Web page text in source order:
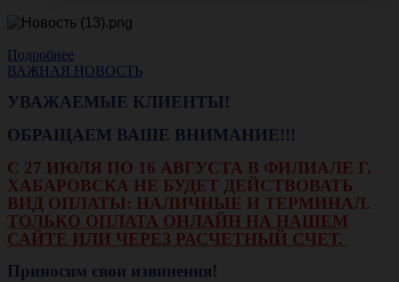
Подробнее
ВАЖНАЯ НОВОСТЬ
УВАЖАЕМЫЕ КЛИЕНТЫ!
ОБРАЩАЕМ ВАШЕ ВНИМАНИЕ!!!
С 27 ИЮЛЯ ПО 16 АВГУСТА В ФИЛИАЛЕ Г.
ХАБАРОВСКА НЕ БУДЕТ ДЕЙСТВОВАТЬ
ВИД ОПЛАТЫ: НАЛИЧНЫЕ И ТЕРМИНАЛ.
ТОЛЬКО ОПЛАТА ОНЛАЙН НА НАШЕМ
САЙТЕ ИЛИ ЧЕРЕЗ РАСЧЕТНЫЙ СЧЕТ.
Приносим свои извинения!